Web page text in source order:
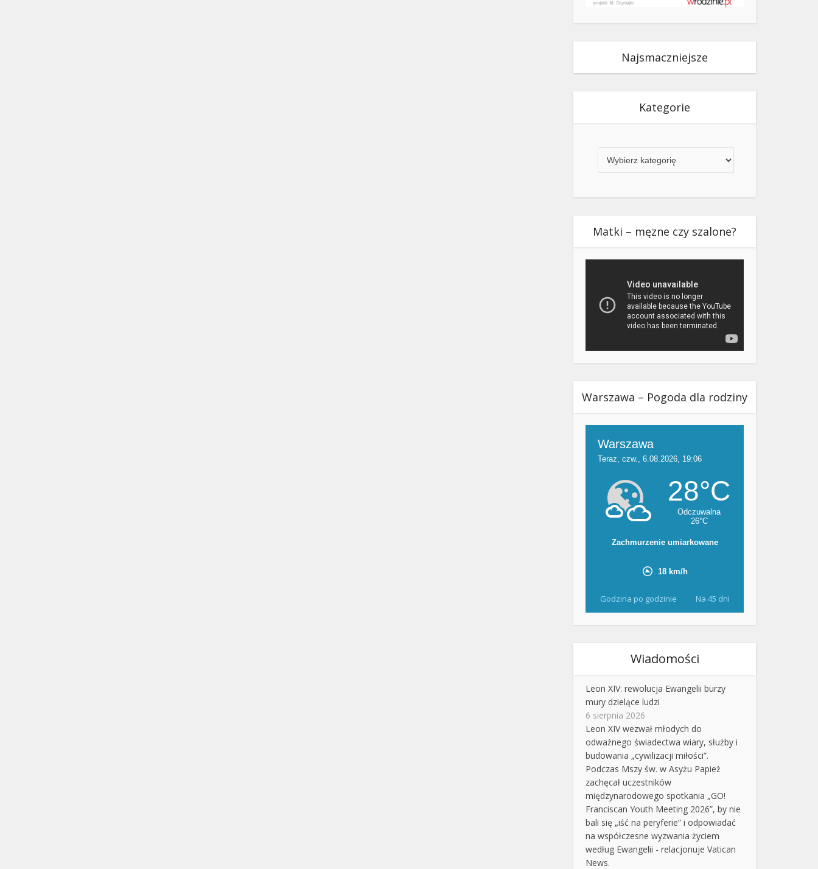
Najsmaczniejsze
Kategorie
Matki – męzne czy szalone?
Warszawa – Pogoda dla rodziny
Godzina po godzinie Na 45 dni
Wiadomości
Leon XIV: rewolucja Ewangelii burzy
mury dzielące ludzi
6 sierpnia 2026
Leon XIV wezwał młodych do
odważnego świadectwa wiary, służby i
budowania „cywilizacji miłości”.
Podczas Mszy św. w Asyżu Papież
zachęcał uczestników
międzynarodowego spotkania „GO!
Franciscan Youth Meeting 2026”, by nie
bali się „iść na peryferie” i odpowiadać
na współczesne wyzwania życiem
według Ewangelii - relacjonuje Vatican
News.